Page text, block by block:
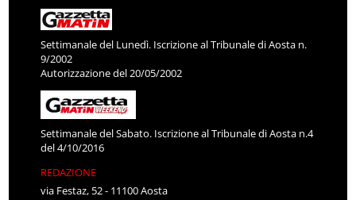
Settimanale del Lunedì. Iscrizione al Tribunale di Aosta n.
9/2002
Autorizzazione del 20/05/2002
Settimanale del Sabato. Iscrizione al Tribunale di Aosta n.4
del 4/10/2016
REDAZIONE
via Festaz, 52 - 11100 Aosta